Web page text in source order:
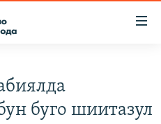
буго шиитазул